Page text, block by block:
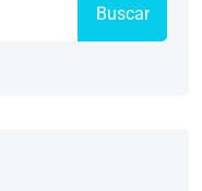
Buscar